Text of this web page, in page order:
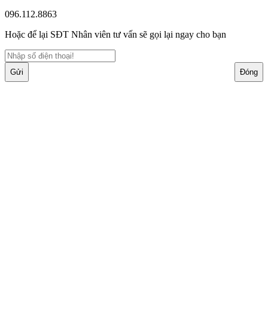
096.112.8863
Hoặc để lại SĐT Nhân viên tư vấn sẽ gọi lại ngay cho bạn
Gửi Đóng